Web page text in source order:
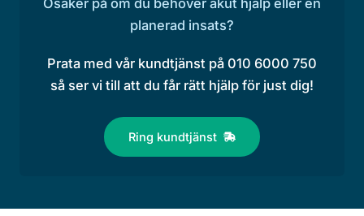
Osäker på om du behöver akut hjälp eller en
planerad insats?
Prata med vår kundtjänst på 010 6000 750
så ser vi till att du får rätt hjälp för just dig!
Ring kundtjänst